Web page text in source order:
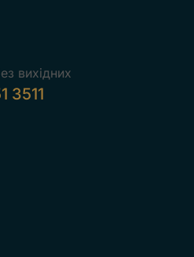
вихідних
3511